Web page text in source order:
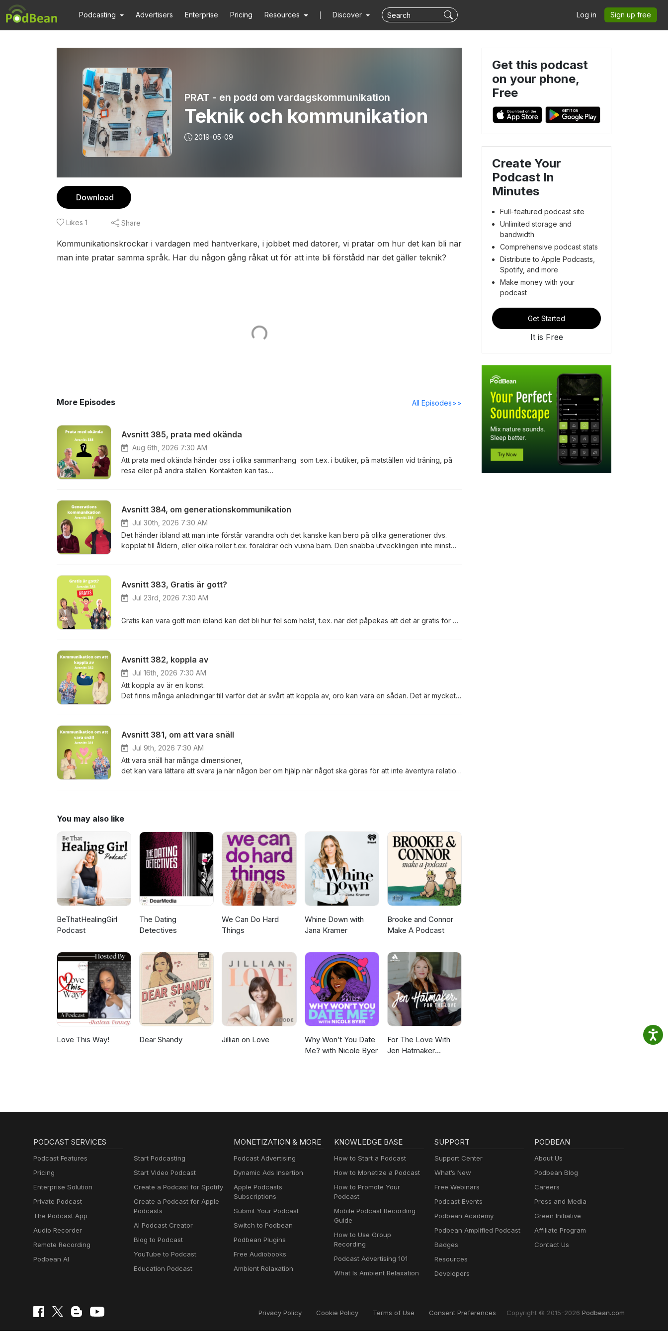
Podcasting Advertisers Enterprise Pricing Resources Discover Log in Sign up free
PRAT - en podd om vardagskommunikation
Teknik och kommunikation
2019-05-09
Download
Likes 1 Share
Kommunikationskrockar i vardagen med hantverkare, i jobbet med datorer, vi pratar om hur det kan bli när
man inte pratar samma språk. Har du någon gång råkat ut för att inte bli förstådd när det gäller teknik?
More Episodes All Episodes>>
Avsnitt 385, prata med okända
Aug 6th, 2026 7:30 AM
Att prata med okända händer oss i olika sammanhang som t.ex. i butiker, på matställen vid träning, på
resa eller på andra ställen. Kontakten kan tas
och givande med nya kontakter även om det bara är för stunden. Hur ofta pratar du med okända?
Avsnitt 384, om generationskommunikation
Jul 30th, 2026 7:30 AM
Det händer ibland att man inte förstår varandra och det kanske kan bero på olika generationer dvs.
kopplat till åldern, eller olika roller t.ex. föräldrar och vuxna barn. Den snabba utvecklingen inte minst
kommunikationen. Hur hanterar du generationskommunikation?
Avsnitt 383, Gratis är gott?
Jul 23rd, 2026 7:30 AM
Gratis kan vara gott men ibland kan det bli hur fel som helst, t.ex. när det påpekas att det är gratis för publiken vid ett musikarrangemang.
Det händer ibland på föredrag eller event att det finns en goodiebag och som Cecilia berättar var
Avsnitt 382, koppla av
Jul 16th, 2026 7:30 AM
Att koppla av är en konst.
Det finns många anledningar till varför det är svårt att koppla av, oro kan vara en sådan. Det är mycket i vår omvärld som vi kan oroa oss för
det som ger oss möjligheten att koppla av, känna lugnet och uppskatta det som finns.
Avsnitt 381, om att vara snäll
Jul 9th, 2026 7:30 AM
Att vara snäll har många dimensioner,
det kan vara lättare att svara ja när någon ber om hjälp när något ska göras för att inte äventyra relationen.
sig själv emot för att man förväntas vara snäll. Snällhet kan ibland uppfattas som dumhet. Kan
You may also like
BeThatHealingGirl
Podcast
The Dating
Detectives
We Can Do Hard
Things
Whine Down with
Jana Kramer
Brooke and Connor
Make A Podcast
Love This Way! Dear Shandy Jillian on Love
Why Won’t You Date
Me? with Nicole Byer
For The Love With
Jen Hatmaker
Get this podcast
on your phone,
Free
Create Your
Podcast In
Minutes
Full-featured podcast site
Unlimited storage and
bandwidth
Comprehensive podcast stats
Distribute to Apple Podcasts,
Spotify, and more
Make money with your
podcast
Get Started
It is Free
PODCAST SERVICES
Podcast Features
Pricing
Enterprise Solution
Private Podcast
The Podcast App
Audio Recorder
Remote Recording
Podbean AI
Start Podcasting
Start Video Podcast
Create a Podcast for Spotify
Create a Podcast for Apple
Podcasts
AI Podcast Creator
Blog to Podcast
YouTube to Podcast
Education Podcast
MONETIZATION & MORE
Podcast Advertising
Dynamic Ads Insertion
Apple Podcasts
Subscriptions
Submit Your Podcast
Switch to Podbean
Podbean Plugins
Free Audiobooks
Ambient Relaxation
KNOWLEDGE BASE
How to Start a Podcast
How to Monetize a Podcast
How to Promote Your
Podcast
Mobile Podcast Recording
Guide
How to Use Group
Recording
Podcast Advertising 101
What Is Ambient Relaxation
SUPPORT
Support Center
What’s New
Free Webinars
Podcast Events
Podbean Academy
Podbean Amplified Podcast
Badges
Resources
Developers
PODBEAN
About Us
Podbean Blog
Careers
Press and Media
Green Initiative
Affiliate Program
Contact Us
Privacy Policy Cookie Policy Terms of Use Consent Preferences Copyright © 2015-2026 Podbean.com